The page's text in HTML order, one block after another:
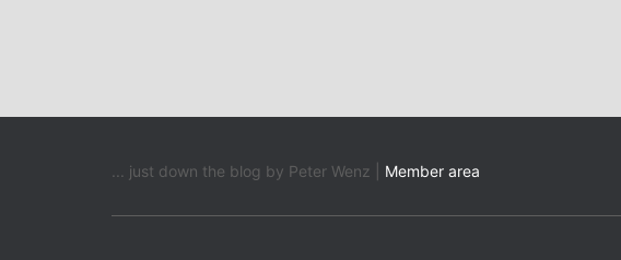
... just down the blog by Peter Wenz | Member area